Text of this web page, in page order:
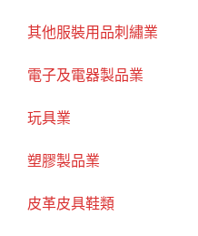
其他服裝用品刺繡業
電子及電器製品業
玩具業
塑膠製品業
皮革皮具鞋類